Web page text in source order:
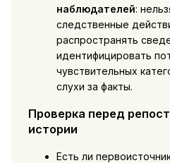
наблюдателей:
следственные
распространять
идентифицировать
чувствительных
слухи за факты.
Проверка перед
истории
Есть ли